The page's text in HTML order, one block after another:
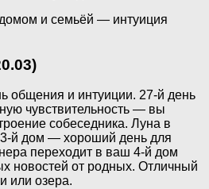
и семьёй — интуиция
общения и интуиции. 27-й день
чувствительность — вы
собеседника. Луна в
3-й дом — хороший день для
переходит в ваш 4-й дом
новостей от родных. Отличный
или озера.